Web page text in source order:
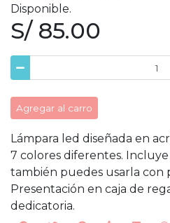
Disponible.
S/ 85.00
Agregar al carro
Lámpara led diseñada en
7 colores diferentes.
también puedes usarla con
Presentación en caja de
dedicatoria.